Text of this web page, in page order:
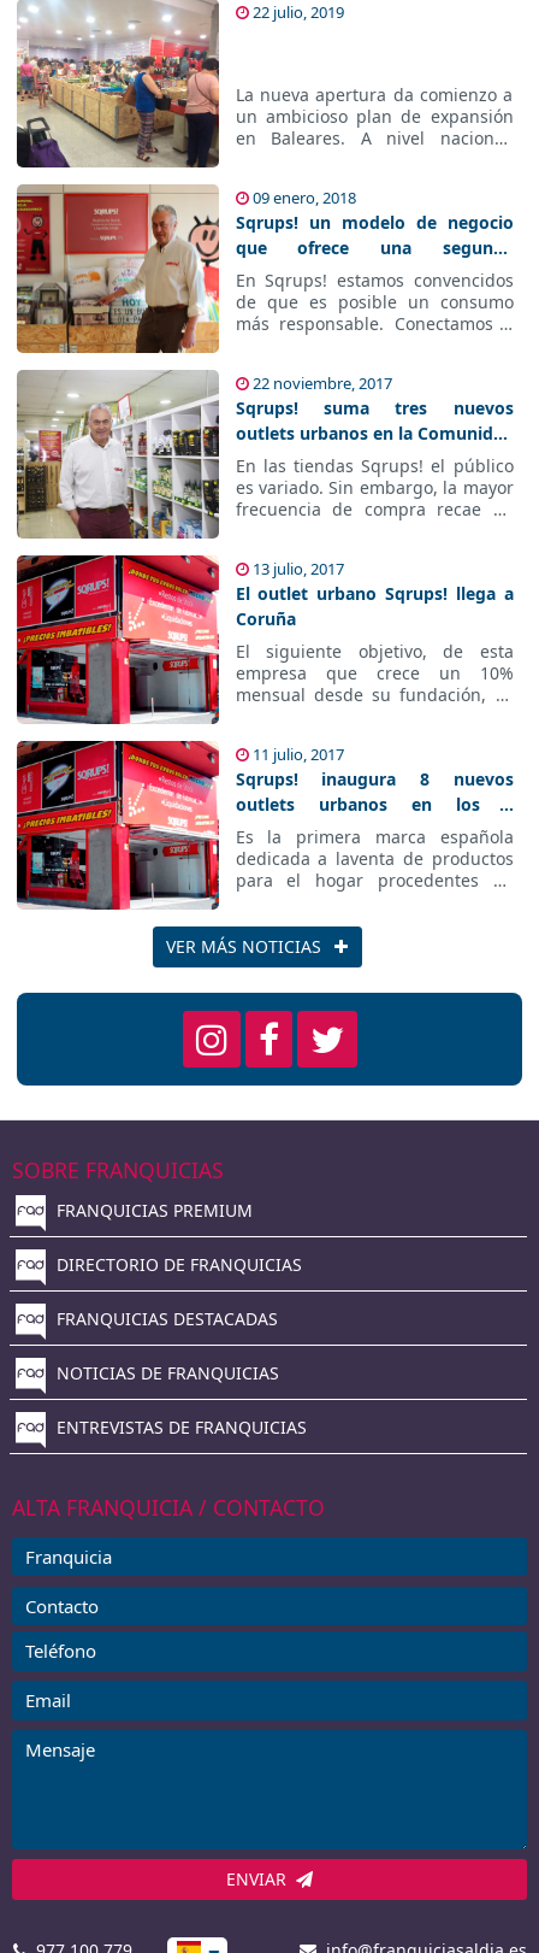
La nueva apertura da comienzo a
un ambicioso plan de expansión
prevé concluir el ejercicio con 12
M€ de facturaci...
09 enero, 2018
Sqrups! un modelo de negocio
que ofrece una segunda
oportunidad a los productos de
primeras marcas
En Sqrups! estamos convencidos
de que es posible un consumo
y europeas con excedentes
diarios de alimentos.
22 noviembre, 2017
Sqrups! suma tres nuevos
outlets urbanos en la
Comunidad Valenciana
En las tiendas Sqrups! el público
es variado. Sin embargo, la mayor
barrio que entran cada día a
probar suerte.
13 julio, 2017
El outlet urbano Sqrups! llega a
Coruña
El siguiente objetivo, de esta
empresa que crece un 10%
facturación cercana a los 15
millones de euros, casi un 90%
por encima de los 8 millones
alcanzados durante 2016.
11 julio, 2017
Sqrups! inaugura 8 nuevos
outlets urbanos en los 6
primeros meses del año
Es la primera marca española
dedicada a laventa de productos
stocks, restos de series,
excedentes de fabricación, etc.
Ha pasado de 50 a 58
establecimientos. Próximamente
abrirá dos tiendas más en
Valladolid y Almería e iniciará su
expansión internacional
VER MÁS NOTICIAS
SOBRE FRANQUICIAS
FRANQUICIAS PREMIUM
DIRECTORIO DE FRANQUICIAS
FRANQUICIAS DESTACADAS
NOTICIAS DE FRANQUICIAS
ENTREVISTAS DE FRANQUICIAS
ALTA FRANQUICIA / CONTACTO
ENVIAR